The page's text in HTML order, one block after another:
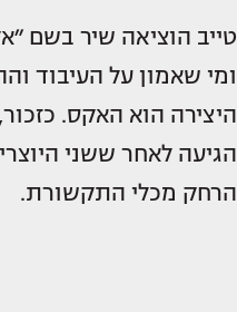
טייב הוציאה שיר בשם
ומי שאמון על העיבוד
היצירה הוא האקס.
הגיעה לאחר ששני
הרחק מכלי התקשורת.